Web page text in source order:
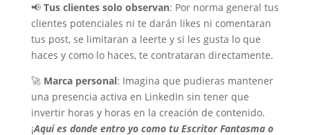
📢 Tus clientes solo observan: Por norma general tus
clientes potenciales ni te darán likes ni comentaran
tus post, se limitaran a leerte y si les gusta lo que
haces y como lo haces, te contrataran directamente.
🚀 Marca personal: Imagina que pudieras mantener
una presencia activa en LinkedIn sin tener que
invertir horas y horas en la creación de contenido.
¡Aquí es donde entro yo como tu Escritor Fantasma o